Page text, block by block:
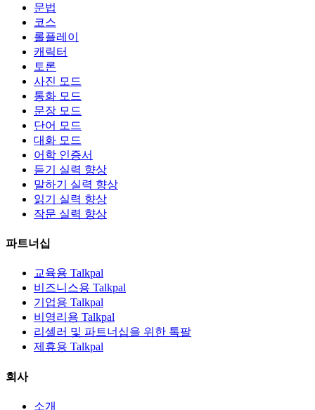
문법
코스
롤플레이
캐릭터
토론
사진 모드
통화 모드
문장 모드
단어 모드
대화 모드
어학 인증서
듣기 실력 향상
말하기 실력 향상
읽기 실력 향상
작문 실력 향상
파트너십
교육용 Talkpal
비즈니스용 Talkpal
기업용 Talkpal
비영리용 Talkpal
리셀러 및 파트너십을 위한 톡팔
제휴용 Talkpal
회사
소개